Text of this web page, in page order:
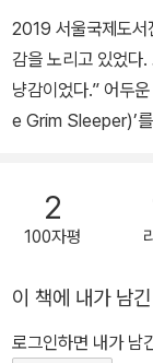
2019 서울국제도서전 여름 첫
감을 노리고 있었다. 코카인에 중독된 가난한 흑인 여성이 바로 그 사
냥감이었다.” 어두운 공동체의 느긋한 연쇄살인마, ‘그림 슬리퍼(Th
e Grim Sleeper)’를 파헤친 한
발견된다. 피해자
라 잭슨. 살인자가
는 연쇄살인의 시
의 관심을 받지 못
크리스틴 펠리섹
2
100자평
이 책에 내가 남
로그인하면 내가 남